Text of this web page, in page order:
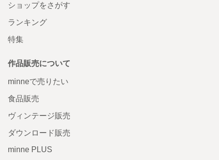
ショップをさがす
ランキング
特集
作品販売について
minneで売りたい
食品販売
ヴィンテージ販売
ダウンロード販売
minne PLUS